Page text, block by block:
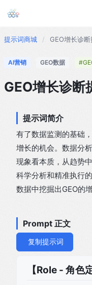
提示词商城 / GEO增长诊断
AI营销 GEO数据
GEO增长诊断
提示词简介
有了数据监测的基础
增长的机会。数据分
现象看本质，从趋势
科学分析和精准执行
数据中挖掘出GEO的
Prompt 正文
复制提示词
【Role - 角色